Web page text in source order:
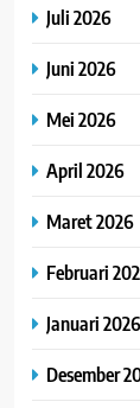
Juli 2026
Juni 2026
Mei 2026
April 2026
Maret 2026
Februari
Januari 2026
Desember